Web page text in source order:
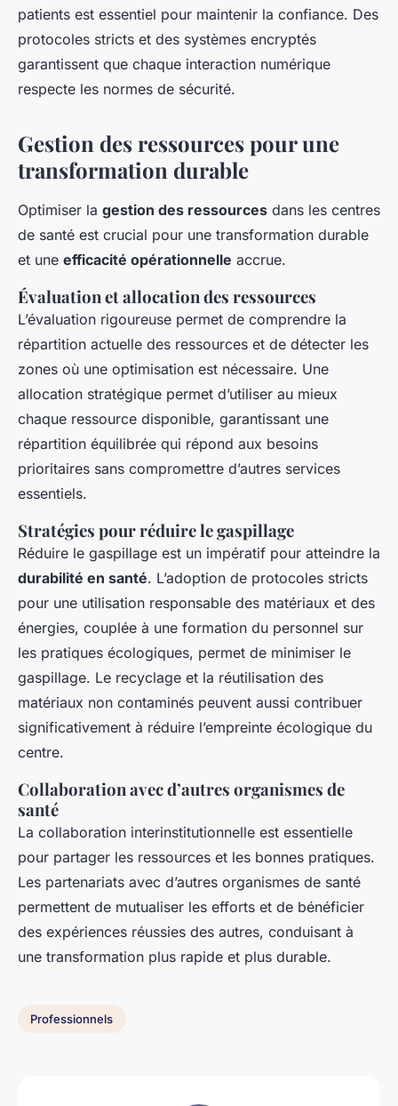
patients est essentiel pour maintenir la confiance. Des
protocoles stricts et des systèmes encryptés
garantissent que chaque interaction numérique
respecte les normes de sécurité.
Gestion des ressources pour une
transformation durable
Optimiser la gestion des ressources dans les centres
de santé est crucial pour une transformation durable
et une efficacité opérationnelle accrue.
Évaluation et allocation des ressources
L’évaluation rigoureuse permet de comprendre la
répartition actuelle des ressources et de détecter les
zones où une optimisation est nécessaire. Une
allocation stratégique permet d’utiliser au mieux
chaque ressource disponible, garantissant une
répartition équilibrée qui répond aux besoins
prioritaires sans compromettre d’autres services
essentiels.
Stratégies pour réduire le gaspillage
Réduire le gaspillage est un impératif pour atteindre la
durabilité en santé. L’adoption de protocoles stricts
pour une utilisation responsable des matériaux et des
énergies, couplée à une formation du personnel sur
les pratiques écologiques, permet de minimiser le
gaspillage. Le recyclage et la réutilisation des
matériaux non contaminés peuvent aussi contribuer
significativement à réduire l’empreinte écologique du
centre.
Collaboration avec d’autres organismes de
santé
La collaboration interinstitutionnelle est essentielle
pour partager les ressources et les bonnes pratiques.
Les partenariats avec d’autres organismes de santé
permettent de mutualiser les efforts et de bénéficier
des expériences réussies des autres, conduisant à
une transformation plus rapide et plus durable.
Professionnels